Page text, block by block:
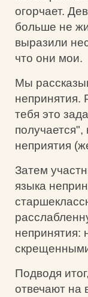
огорчает.
больше не
выразили
что они мои.
Мы
непринятия.
тебя это
неприятия
Затем
языка
непринятия:
Подводя
отвечают на